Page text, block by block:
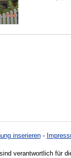
inserieren-
verantwortlich für